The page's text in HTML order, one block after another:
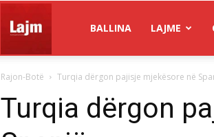
Lajm
BALLINA LAJME
Rajon-Botë Turqia dërgon pajisje mjekësore në
Turqia dërgon